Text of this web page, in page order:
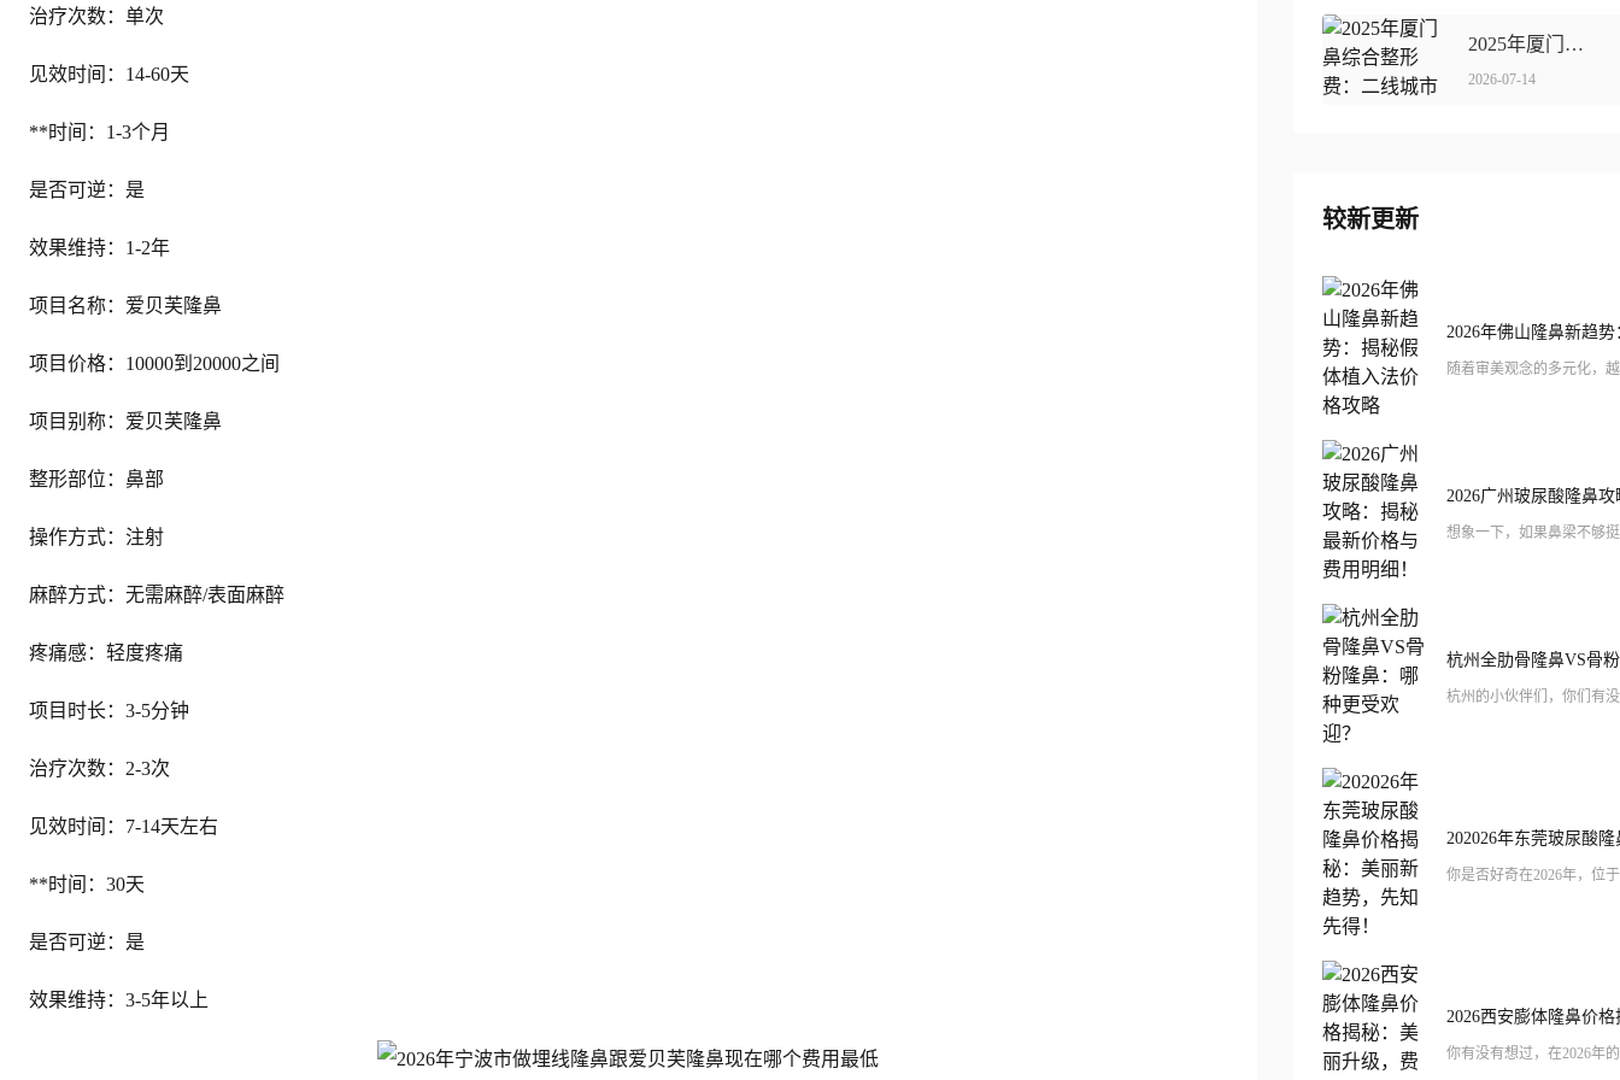
治疗次数：单次
见效时间：14-60天
**时间：1-3个月
是否可逆：是
效果维持：1-2年
项目名称：爱贝芙隆鼻
项目价格：10000到20000之间
项目别称：爱贝芙隆鼻
整形部位：鼻部
操作方式：注射
麻醉方式：无需麻醉/表面麻醉
疼痛感：轻度疼痛
项目时长：3-5分钟
治疗次数：2-3次
见效时间：7-14天左右
**时间：30天
是否可逆：是
效果维持：3-5年以上
2025年厦门鼻综合整形费：二线城市价格揭秘，性价比惊人！
2026-07-14
较新更新